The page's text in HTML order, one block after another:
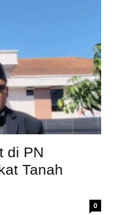
di PN
Tanah
0